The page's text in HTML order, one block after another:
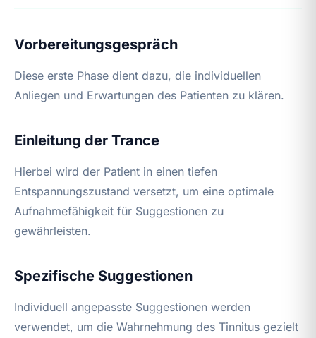
Vorbereitungsgespräch
Diese erste Phase dient dazu, die individuellen
Anliegen und Erwartungen des Patienten zu klären.
Einleitung der Trance
Hierbei wird der Patient in einen tiefen
Entspannungszustand versetzt, um eine optimale
Aufnahmefähigkeit für Suggestionen zu
gewährleisten.
Spezifische Suggestionen
Individuell angepasste Suggestionen werden
verwendet, um die Wahrnehmung des Tinnitus gezielt